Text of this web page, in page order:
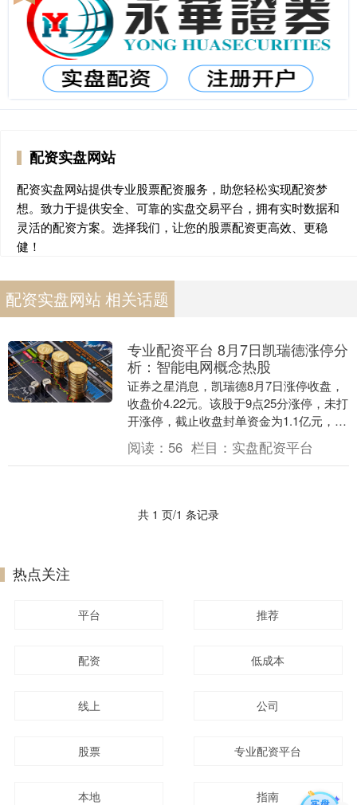
配资实盘网站
配资实盘网站提供专业股票配资服务，助您轻松实现配资梦
想。致力于提供安全、可靠的实盘交易平台，拥有实时数据和
灵活的配资方案。选择我们，让您的股票配资更高效、更稳
健！
配资实盘网站 相关话题
专业配资平台 8月7日凯瑞德涨停分
析：智能电网概念热股
证券之星消息，凯瑞德8月7日涨停收盘，
收盘价4.22元。该股于9点25分涨停，未打
开涨停，截止收盘封单资金为1.1亿元，占
其流通市值10.09%。 8月7日的资....
阅读： 56 栏目： 实盘配资平台
共 1 页/1 条记录
热点关注
平台 推荐
配资 低成本
线上 公司
股票 专业配资平台
本地 指南